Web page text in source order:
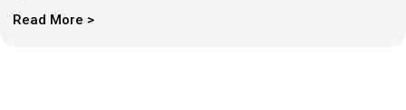
Read More >